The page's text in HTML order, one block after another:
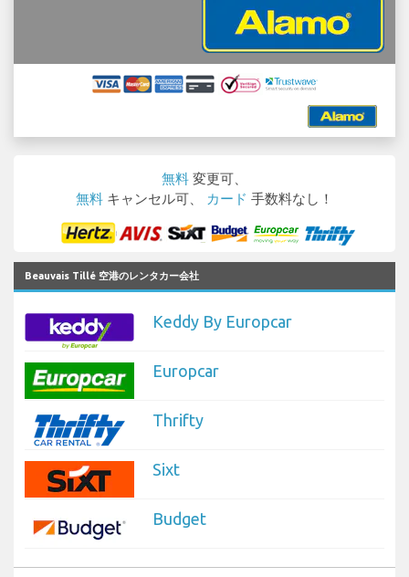
無料 変更可、
無料 キャンセル可、 カード 手数料なし！
Beauvais Tillé 空港のレンタカー会社
Keddy By Europcar
Europcar
Thrifty
Sixt
Budget